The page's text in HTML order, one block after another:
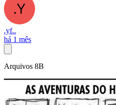
.yf..
há 1 mês
Arquivos 8B